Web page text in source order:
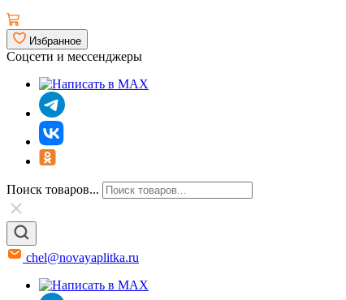
Избранное
Соцсети и мессенджеры
Поиск товаров...
chel@novayaplitka.ru